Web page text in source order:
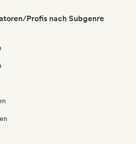
Profis nach Subgenre